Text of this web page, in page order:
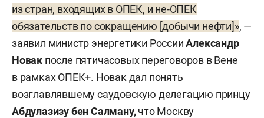
из стран, входящих в ОПЕК, и не-ОПЕК
обязательств по сокращению [добычи нефти]», —
заявил министр энергетики РоссииАлександр
Новак после пятичасовых переговоров в Вене
в рамках ОПЕК+. Новак дал понять
возглавлявшему саудовскую делегацию принцу
Абдулазизу бен Салману,что Москву